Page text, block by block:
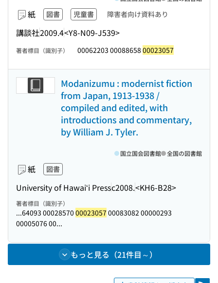
紙 図書 児童書 障害者向け資料あり
講談社2009.4<Y8-N09-J539>
著者標目（識別子） 00062203 00088658 00023057
Modanizumu : modernist fiction
from Japan, 1913-1938 /
compiled and edited, with
introductions and commentary,
by William J. Tyler.
紙 図書
University of Hawaiʻi Pressc2008.<KH6-B28>
国立国会図書館 全国の図書館
著者標目（識別子）
...64093 00028570 00023057 00083082 00000293
00005076 00...
もっと見る（21件目～）